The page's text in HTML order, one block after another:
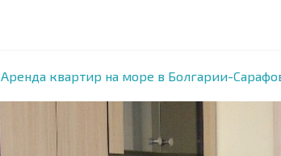
Аренда квартир на море в Болгарии-